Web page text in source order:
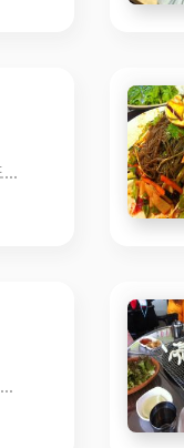
한우구이 정말 맛있어요. 근데 사람이 많아서 좀 혼났어요. 그래도 좋음ㅎㅎㅎ
춘천에서 먹던 닭갈비 보다 더 맛있어요! 가끔씩 가평으로 드라이브 가면서 꼭 들리고 있습니다 주차장도 넓고 알바생인가 ! 직원들도 예쁘고 친절합니다